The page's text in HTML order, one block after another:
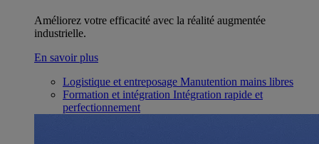
Améliorez votre efficacité avec la réalité augmentée
industrielle.
En savoir plus
Logistique et entreposage Manutention mains libres
Formation et intégration Intégration rapide et
perfectionnement